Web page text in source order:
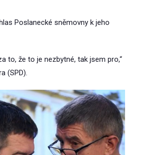
Poslanecké sněmovny k jeho
to, že to je nezbytné, tak jsem pro,“
(SPD).